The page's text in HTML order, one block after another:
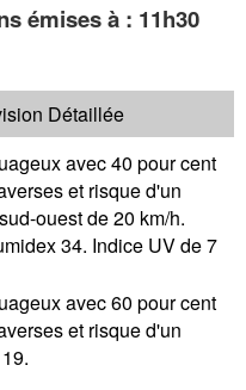
émises à : 11h30
Détaillée
avec 40 pour cent
et risque d'un
ouest de 20 km/h.
34. Indice UV de 7
avec 60 pour cent
et risque d'un